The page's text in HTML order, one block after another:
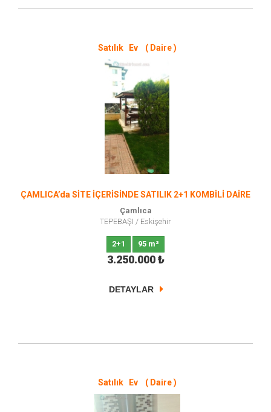
Satılık Ev ( Daire )
ÇAMLICA’da SİTE İÇERİSİNDE SATILIK 2+1 KOMBİLİ DAİRE
Çamlıca
TEPEBAŞI / Eskişehir
2+1 95 m²
3.250.000 ₺
DETAYLAR
Satılık Ev ( Daire )